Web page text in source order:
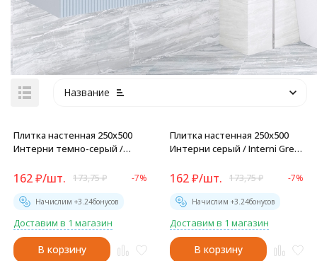
Название
Плитка настенная 250x500
Интерни темно-серый /
162₽/шт. 173,75₽ -7%
Начислим +3.24бонусов
Доставим в 1 магазин
В корзину
Плитка настенная 250x500
Интерни серый / Interni Grey
162₽/шт. 173,75₽ -7%
Начислим +3.24бонусов
Доставим в 1 магазин
В корзину